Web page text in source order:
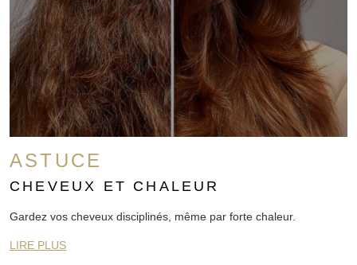
ASTUCE
CHEVEUX ET CHALEUR
Gardez vos cheveux disciplinés, même par forte chaleur.
LIRE PLUS